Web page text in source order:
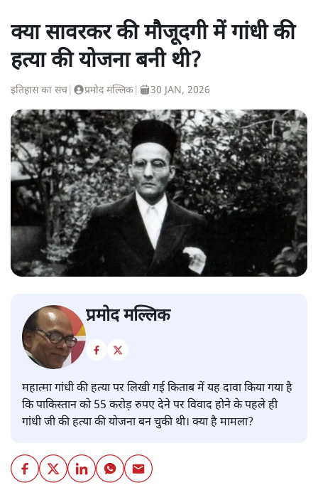
क्या सावरकर की मौजूदगी में गांधी की
हत्या की योजना बनी थी?
इतिहास का सच प्रमोद मल्लिक 30 JAN, 2026
प्रमोद मल्लिक
महात्मा गांधी की हत्या पर लिखी गई किताब में यह दावा किया गया है
कि पाकिस्तान को 55 करोड़ रुपए देने पर विवाद होने के पहले ही
गांधी जी की हत्या की योजना बन चुकी थी। क्या है मामला?